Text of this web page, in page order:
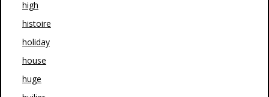
high
histoire
holiday
house
huge